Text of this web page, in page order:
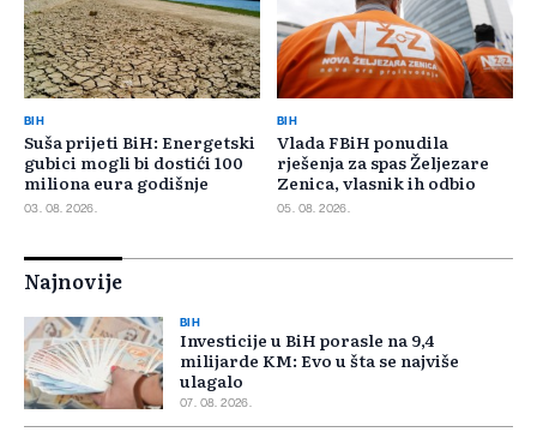
BIH
Suša prijeti BiH: Energetski
gubici mogli bi dostići 100
miliona eura godišnje
03. 08. 2026.
BIH
Vlada FBiH ponudila
rješenja za spas Željezare
Zenica, vlasnik ih odbio
05. 08. 2026.
Najnovije
BIH
Investicije u BiH porasle na 9,4
milijarde KM: Evo u šta se najviše
ulagalo
07. 08. 2026.